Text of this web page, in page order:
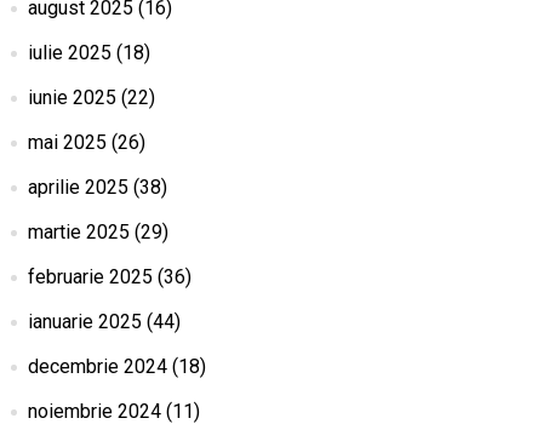
august 2025 (16)
iulie 2025 (18)
iunie 2025 (22)
mai 2025 (26)
aprilie 2025 (38)
martie 2025 (29)
februarie 2025 (36)
ianuarie 2025 (44)
decembrie 2024(18)
noiembrie 2024(11)